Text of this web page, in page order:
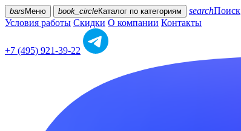
bars Меню book_circleКаталог по категориям searchПоиск
Условия работы Скидки О компании Контакты
+7 (495) 921-39-22